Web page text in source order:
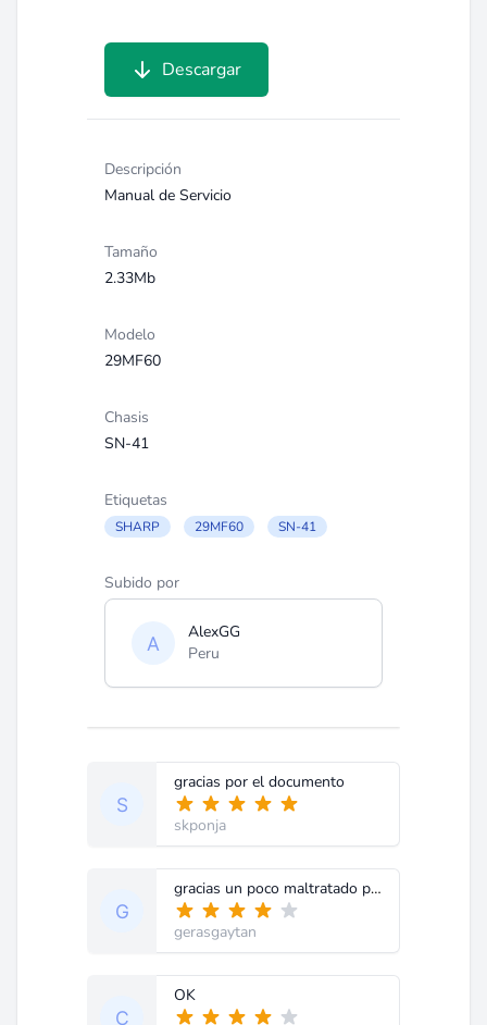
Descargar
Descripción
Manual de Servicio
Tamaño
2.33Mb
Modelo
29MF60
Chasis
SN-41
Etiquetas
SHARP 29MF60 SN-41
Subido por
AlexGG
Peru
gracias por el documento
skponja
gracias un poco maltratado pero legible !!!
gerasgaytan
OK